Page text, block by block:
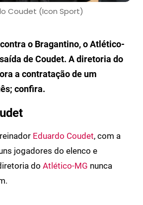
Coudet (Icon Sport)
o Bragantino, o Atlético-
de Coudet. A diretoria do
a contratação de um
confira.
Eduardo Coudet, com a
jogadores do elenco e
do Atlético-MG nunca